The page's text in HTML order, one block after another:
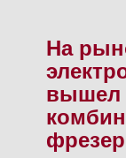
На
вышел